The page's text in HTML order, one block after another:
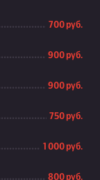
700 руб.
900 руб.
900 руб.
750 руб.
1 000 руб.
800 руб.